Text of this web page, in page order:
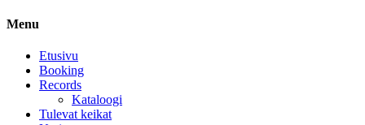
Menu
Etusivu
Booking
Records
Kataloogi
Tulevat keikat